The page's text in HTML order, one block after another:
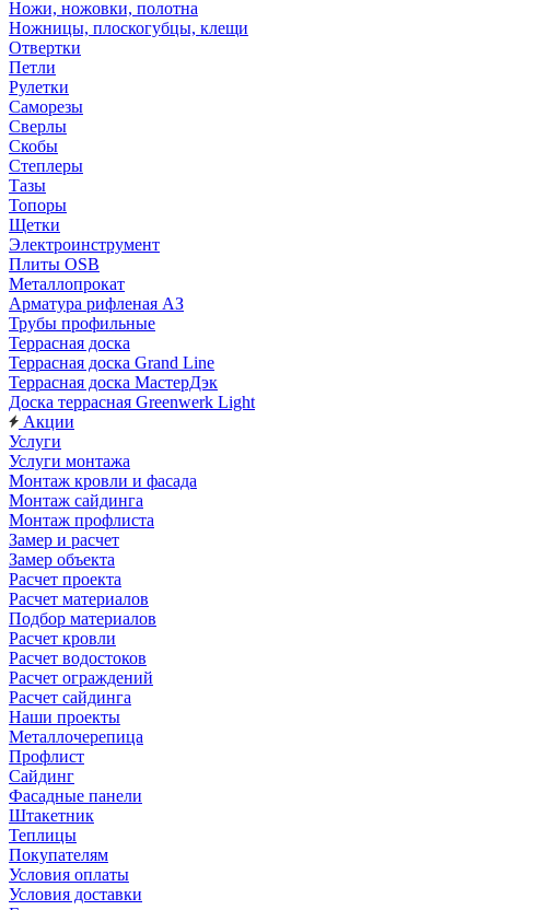
Ножи, ножовки, полотна
Ножницы, плоскогубцы, клещи
Отвертки
Петли
Рулетки
Саморезы
Сверлы
Скобы
Степлеры
Тазы
Топоры
Щетки
Электроинструмент
Плиты OSB
Металлопрокат
Арматура рифленая АЗ
Трубы профильные
Террасная доска
Террасная доска Grand Line
Террасная доска МастерДэк
Доска террасная Greenwerk Light
Акции
Услуги
Услуги монтажа
Монтаж кровли и фасада
Монтаж сайдинга
Монтаж профлиста
Замер и расчет
Замер объекта
Расчет проекта
Расчет материалов
Подбор материалов
Расчет кровли
Расчет водостоков
Расчет ограждений
Расчет сайдинга
Наши проекты
Металлочерепица
Профлист
Сайдинг
Фасадные панели
Штакетник
Теплицы
Покупателям
Условия оплаты
Условия доставки